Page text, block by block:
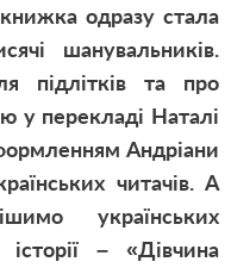
одразу стала
шанувальників.
підлітків та про
у перекладі Наталі
Андріани
читачів. А
українських
– «Дівчина